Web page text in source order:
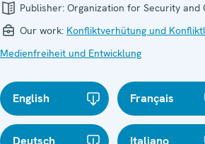
Publisher: Organization for Security and
Our work: Konfliktverhütung und
Medienfreiheit und Entwicklung
English Français
Deutsch Italiano